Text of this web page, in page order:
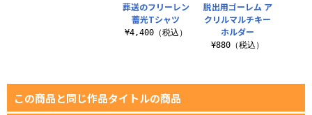
葬送のフリーレン
蓄光Tシャツ
¥4,400（税込）
脱出用ゴーレム ア
クリルマルチキー
ホルダー
¥880（税込）
この商品と同じ作品タイトルの商品